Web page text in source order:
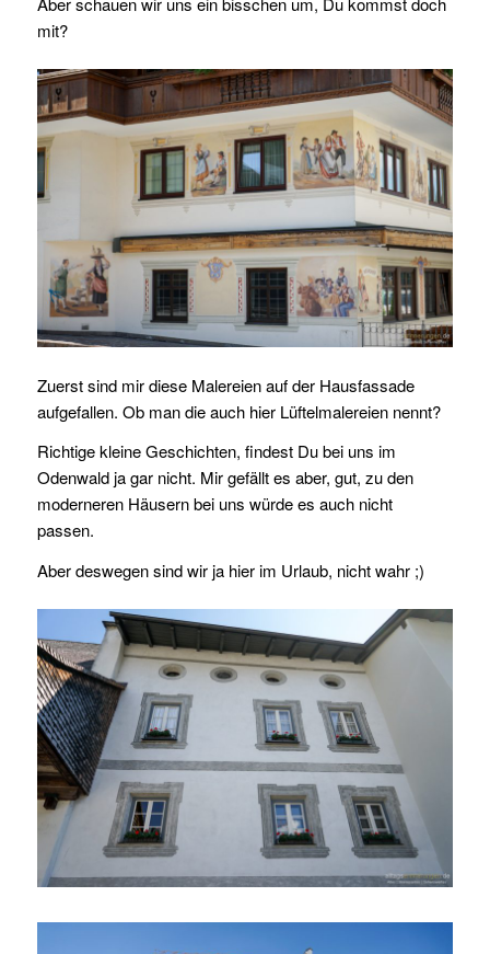
mit?
Zuerst sind mir diese Malereien auf der Hausfassade
aufgefallen. Ob man die auch hier Lüftelmalereien nennt?
Richtige kleine Geschichten, findest Du bei uns im
Odenwald ja gar nicht. Mir gefällt es aber, gut, zu den
moderneren Häusern bei uns würde es auch nicht
passen.
Aber deswegen sind wir ja hier im Urlaub, nicht wahr ;)